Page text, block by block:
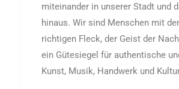
miteinander in unserer Stadt und
hinaus. Wir sind Menschen mit
richtigen Fleck, der Geist der
ein Gütesiegel für authentische
Kunst, Musik, Handwerk und